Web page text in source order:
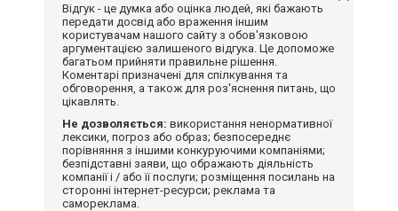
Відгук - це думка або оцінка людей, які бажають
передати досвід або враження іншим
користувачам нашого сайту з обов'язковою
аргументацією залишеного відгука. Це допоможе
багатьом прийняти правильне рішення.
Коментарі призначені для спілкування та
обговорення, а також для роз'яснення питань, що
цікавлять.
Не дозволяється: використання ненормативної
лексики, погроз або образ; безпосереднє
порівняння з іншими конкуруючими компаніями;
безпідставні заяви, що ображають діяльність
компанії і / або її послуги; розміщення посилань на
сторонні інтернет-ресурси; реклама та
самореклама.